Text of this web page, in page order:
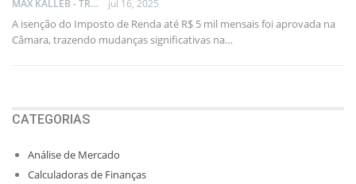
MAX KALLEB - TRADER jul 16, 2025
A isenção do Imposto de Renda até R$ 5 mil mensais foi aprovada na
Câmara, trazendo mudanças significativas na…
CATEGORIAS
Análise de Mercado
Calculadoras de Finanças